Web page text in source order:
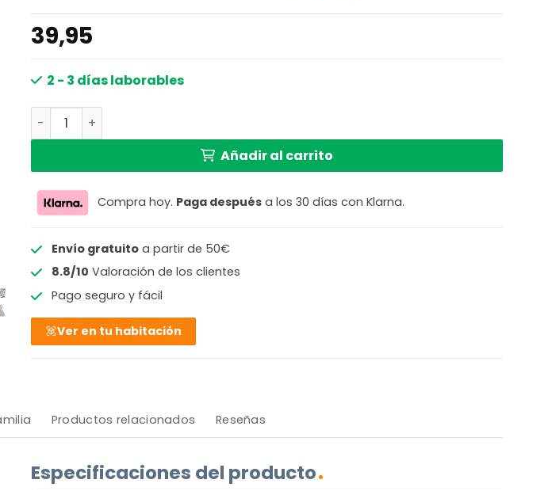
39,95
2 - 3 días laborables
Spot de 1 luz taupe con acento de madera Mexlite Gearwood cantidad
Añadir al carrito
Compra hoy. Paga después a los 30 días con Klarna.
Envío gratuitoa partir de 50€
8.8/10 Valoración de los clientes
Pago seguro y fácil
Ver en tu habitación
Productos relacionados Reseñas
Especificaciones del producto